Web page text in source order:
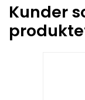
Kunder